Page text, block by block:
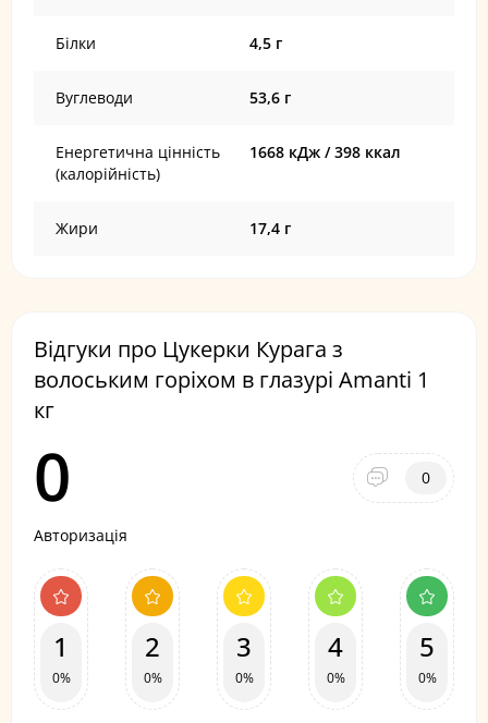
Білки 4,5 г
Вуглеводи 53,6 г
Енергетична цінність
(калорійність)
1668 кДж / 398 ккал
Жири 17,4 г
Відгуки про Цукерки Курага з
волоським горіхом в глазурі Amanti 1
кг
0 0
Авторизація
1
0%
2
0%
3
0%
4
0%
5
0%